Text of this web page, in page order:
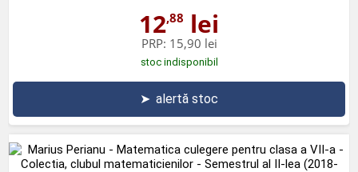
12,88 lei
PRP: 15,90 lei
stoc indisponibil
➤ alertă stoc